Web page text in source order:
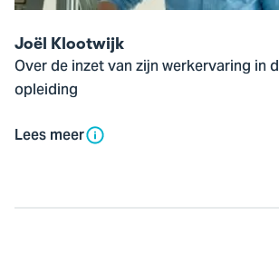
Joël Klootwijk
Over de inzet van zijn werkervaring in
opleiding
Lees meer